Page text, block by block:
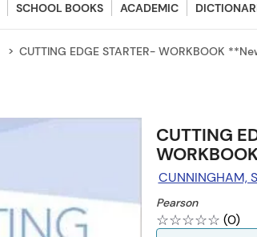
SCHOOL BOOKS ACADEMIC
CUTTING EDGE STARTER- WORKBOOK
CUTTING
CUNNINGHAM,
Pearson
☆☆☆☆☆ (0)